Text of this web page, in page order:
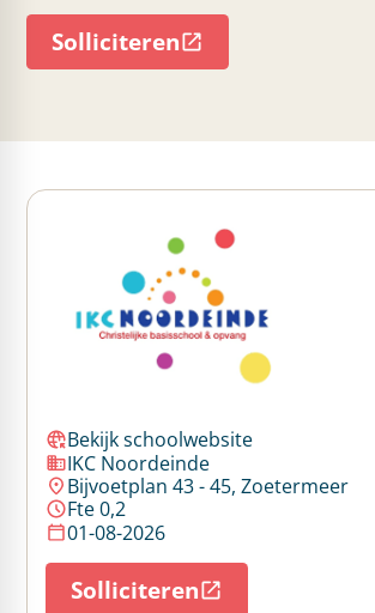
Solliciteren
Bekijk schoolwebsite
IKC Noordeinde
Bijvoetplan 43 - 45, Zoetermeer
Fte 0,2
01-08-2026
Solliciteren